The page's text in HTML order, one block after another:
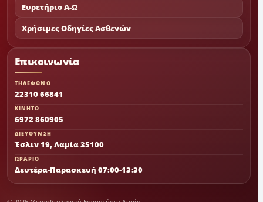
Ευρετήριο Α-Ω
Χρήσιμες Οδηγίες Ασθενών
Επικοινωνία
ΤΗΛΕΦΩΝΟ
22310 66841
ΚΙΝΗΤΟ
6972 860905
ΔΙΕΥΘΥΝΣΗ
Έσλιν 19, Λαμία 35100
ΩΡΑΡΙΟ
Δευτέρα-Παρασκευή 07:00-13:30